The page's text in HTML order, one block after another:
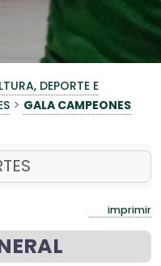
DEPORTE E
> GALA CAMPEONES
imprimir